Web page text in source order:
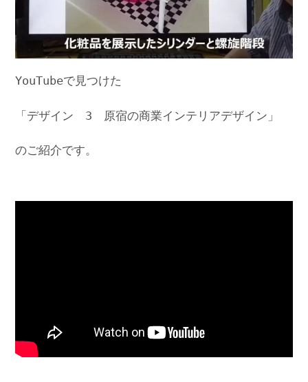
YouTubeで見つけた
「デザイン 3 原宿の商業インテリアデザイン」
のご紹介です。